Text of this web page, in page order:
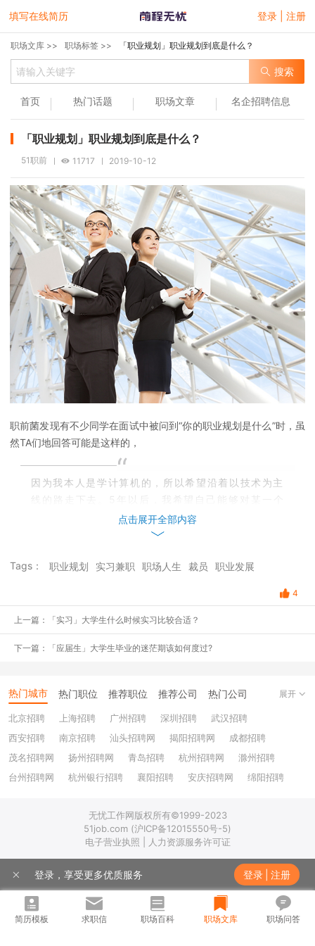
填写在线简历 登录 | 注册
职场文库 >> 职场标签 >> 「职业规划」职业规划到底是什么？
搜索
首页 热门话题 职场文章 名企招聘信息
「职业规划」职业规划到底是什么？
51职前 11717 2019-10-12
职前菌发现有不少同学在面试中被问到“你的职业规划是什么”时，虽
然TA们地回答可能是这样的，
“
因为我本人是学计算机的，所以希望沿着以技术为主
领域有比较深入地理解，成为某一领域的专家，在某
一方面能独当一面，同时也能够了解其他领域的发展
”
但其实TA们的内心真实活动是这样的。
“
这玩意不就是形式主义？我做来干吗？
我应该怎么做职业规划？
反正也不明白，那我就说个你爱听的吧。
”
职业规划是什么？
就是知己知彼，然后找到一条最适合自己的职
业发展道路。
点击展开全部内容
Tags： 职业规划 实习兼职 职场人生 裁员 职业发展
4
上一篇：「实习」大学生什么时候实习比较合适？
下一篇：「应届生」大学生毕业的迷茫期该如何度过?
热门城市 热门职位 推荐职位 推荐公司 热门公司
北京招聘 上海招聘 广州招聘 深圳招聘
武汉招聘
西安招聘
南京招聘 汕头招聘网 揭阳招聘网
成都招聘
茂名招聘网
扬州招聘网 青岛招聘 杭州招聘网
滁州招聘
台州招聘网
杭州银行招聘 襄阳招聘 安庆招聘网
绵阳招聘
上饶招聘网
展开
无忧工作网版权所有©1999-2023
51job.com (沪ICP备12015550号-5)
电子营业执照 | 人力资源服务许可证
登录，享受更多优质服务 登录 注册
简历模板 求职信 职场百科 职场文库 职场问答